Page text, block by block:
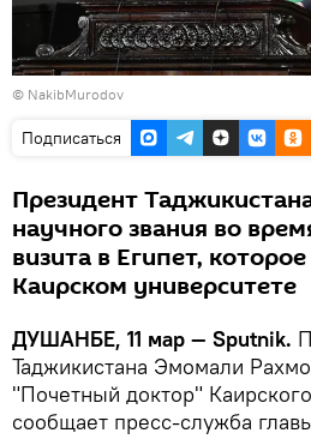
© NakibMurodov
Подписаться
Президент
научного звания во
визита в Египет,
Каирском университете
ДУШАНБЕ, 11 мар — Sputnik.
Таджикистана Эмомали
"Почетный доктор"
сообщает пресс-служба